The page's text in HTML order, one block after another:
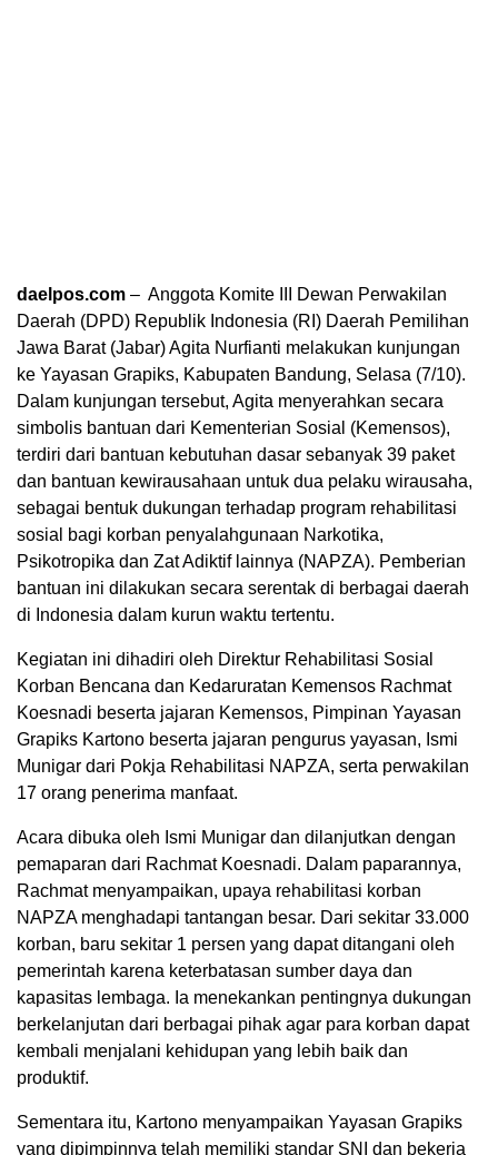
daelpos.com – Anggota Komite III Dewan Perwakilan
Daerah (DPD) Republik Indonesia (RI) Daerah Pemilihan
Jawa Barat (Jabar) Agita Nurfianti melakukan kunjungan
ke Yayasan Grapiks, Kabupaten Bandung, Selasa (7/10).
Dalam kunjungan tersebut, Agita menyerahkan secara
simbolis bantuan dari Kementerian Sosial (Kemensos),
terdiri dari bantuan kebutuhan dasar sebanyak 39 paket
dan bantuan kewirausahaan untuk dua pelaku wirausaha,
sebagai bentuk dukungan terhadap program rehabilitasi
sosial bagi korban penyalahgunaan Narkotika,
Psikotropika dan Zat Adiktif lainnya (NAPZA). Pemberian
bantuan ini dilakukan secara serentak di berbagai daerah
di Indonesia dalam kurun waktu tertentu.
Kegiatan ini dihadiri oleh Direktur Rehabilitasi Sosial
Korban Bencana dan Kedaruratan Kemensos Rachmat
Koesnadi beserta jajaran Kemensos, Pimpinan Yayasan
Grapiks Kartono beserta jajaran pengurus yayasan, Ismi
Munigar dari Pokja Rehabilitasi NAPZA, serta perwakilan
17 orang penerima manfaat.
Acara dibuka oleh Ismi Munigar dan dilanjutkan dengan
pemaparan dari Rachmat Koesnadi. Dalam paparannya,
Rachmat menyampaikan, upaya rehabilitasi korban
NAPZA menghadapi tantangan besar. Dari sekitar 33.000
korban, baru sekitar 1 persen yang dapat ditangani oleh
pemerintah karena keterbatasan sumber daya dan
kapasitas lembaga. Ia menekankan pentingnya dukungan
berkelanjutan dari berbagai pihak agar para korban dapat
kembali menjalani kehidupan yang lebih baik dan
produktif.
Sementara itu, Kartono menyampaikan Yayasan Grapiks
yang dipimpinnya telah memiliki standar SNI dan bekerja